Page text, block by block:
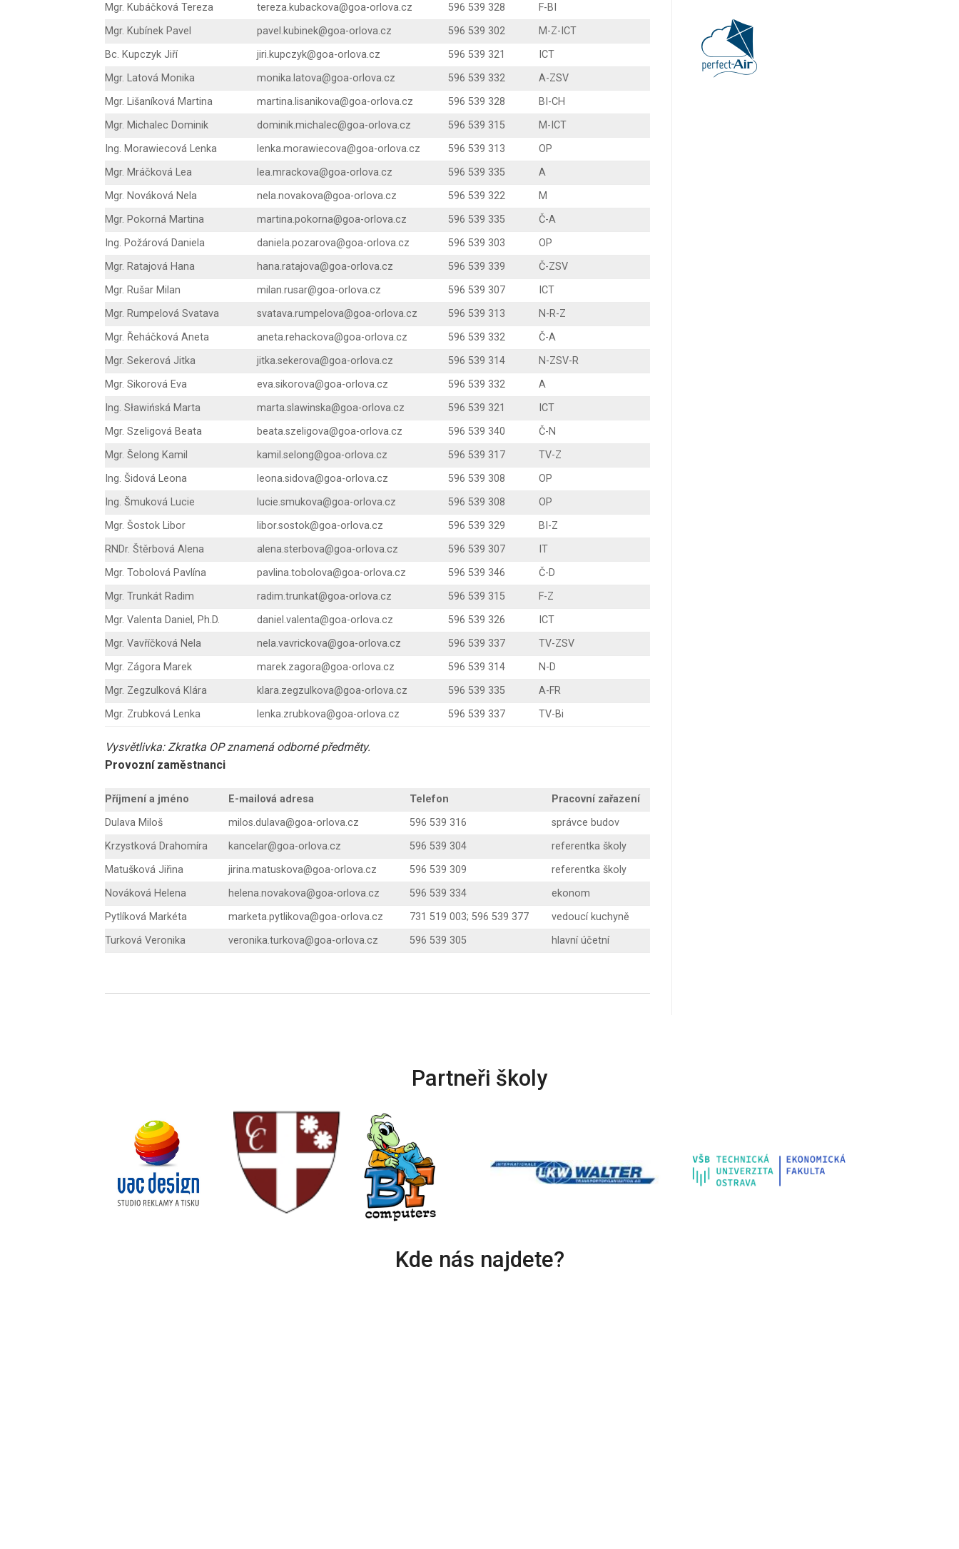
Mgr. Kubáčková Tereza
tereza.kubackova@goa-orlova.cz 596 539 328
F-BI
Mgr. Kubínek Pavel
pavel.kubinek@goa-orlova.cz 596 539 302
M-Z-ICT
Bc. Kupczyk Jiří
jiri.kupczyk@goa-orlova.cz 596 539 321
ICT
Mgr. Latová Monika
monika.latova@goa-orlova.cz 596 539 332
A-ZSV
Mgr. Lišaníková Martina
martina.lisanikova@goa-orlova.cz 596 539 328
BI-CH
Mgr. Michalec Dominik
dominik.michalec@goa-orlova.cz 596 539 315
M-ICT
Ing. Morawiecová Lenka
lenka.morawiecova@goa-orlova.cz 596 539 313
OP
Mgr. Mráčková Lea
lea.mrackova@goa-orlova.cz 596 539 335
A
Mgr. Nováková Nela
nela.novakova@goa-orlova.cz 596 539 322
M
Mgr. Pokorná Martina
martina.pokorna@goa-orlova.cz 596 539 335
Č-A
Ing. Požárová Daniela
daniela.pozarova@goa-orlova.cz 596 539 303
OP
Mgr. Ratajová Hana
hana.ratajova@goa-orlova.cz 596 539 339
Č-ZSV
Mgr. Rušar Milan
milan.rusar@goa-orlova.cz 596 539 307
ICT
Mgr. Rumpelová Svatava
svatava.rumpelova@goa-orlova.cz 596 539 313
N-R-Z
Mgr. Řeháčková Aneta
aneta.rehackova@goa-orlova.cz 596 539 332
Č-A
Mgr. Sekerová Jitka
jitka.sekerova@goa-orlova.cz 596 539 314
N-ZSV-R
Mgr. Sikorová Eva
eva.sikorova@goa-orlova.cz 596 539 332
A
Ing. Sławińská Marta
marta.slawinska@goa-orlova.cz 596 539 321
ICT
Mgr. Szeligová Beata
beata.szeligova@goa-orlova.cz 596 539 340
Č-N
Mgr. Šelong Kamil
kamil.selong@goa-orlova.cz 596 539 317
TV-Z
Ing. Šidová Leona
leona.sidova@goa-orlova.cz 596 539 308
OP
Ing. Šmuková Lucie
lucie.smukova@goa-orlova.cz 596 539 308
OP
Mgr. Šostok Libor
libor.sostok@goa-orlova.cz 596 539 329
BI-Z
RNDr. Štěrbová Alena
alena.sterbova@goa-orlova.cz 596 539 307
IT
Mgr. Tobolová Pavlína
pavlina.tobolova@goa-orlova.cz 596 539 346
Č-D
Mgr. Trunkát Radim
radim.trunkat@goa-orlova.cz 596 539 315
F-Z
Mgr. Valenta Daniel, Ph.D.
daniel.valenta@goa-orlova.cz 596 539 326
ICT
Mgr. Vavříčková Nela
nela.vavrickova@goa-orlova.cz 596 539 337
TV-ZSV
Mgr. Zágora Marek
marek.zagora@goa-orlova.cz 596 539 314
N-D
Mgr. Zegzulková Klára
klara.zegzulkova@goa-orlova.cz 596 539 335
A-FR
Mgr. Zrubková Lenka
lenka.zrubkova@goa-orlova.cz 596 539 337 TV-Bi
Vysvětlivka: Zkratka OP znamená odborné předměty.
Provozní zaměstnanci
Příjmení a jméno E-mailová adresa Telefon
Pracovní zařazení
Dulava Miloš
milos.dulava@goa-orlova.cz 596 539 316
správce budov
Krzystková Drahomíra
kancelar@goa-orlova.cz 596 539 304
referentka školy
Matušková Jiřina
jirina.matuskova@goa-orlova.cz 596 539 309
referentka školy
Nováková Helena
helena.novakova@goa-orlova.cz 596 539 334
ekonom
Pytlíková Markéta
marketa.pytlikova@goa-orlova.cz 731 519 003; 596 539 377
vedoucí kuchyně
Turková Veronika
veronika.turkova@goa-orlova.cz 596 539 305 hlavní účetní
Partneři školy
Kde nás najdete?